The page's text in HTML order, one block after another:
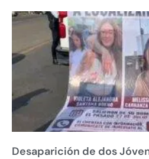
Desaparición de dos